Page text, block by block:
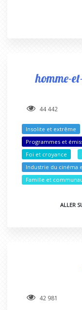
homme-
44 442
Insolite et extrême
Programmes et
Foi et croyance
Industrie du cinéma
Famille et
ALLER
42 981